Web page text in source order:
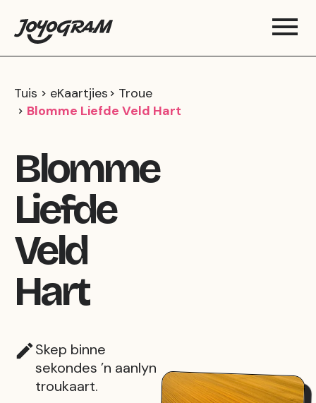
Tuis eKaartjies
Troue
Blomme Liefde Veld Hart
Blomme
Liefde
Veld
Hart
Skep binne
sekondes ’n aanlyn
troukaart.